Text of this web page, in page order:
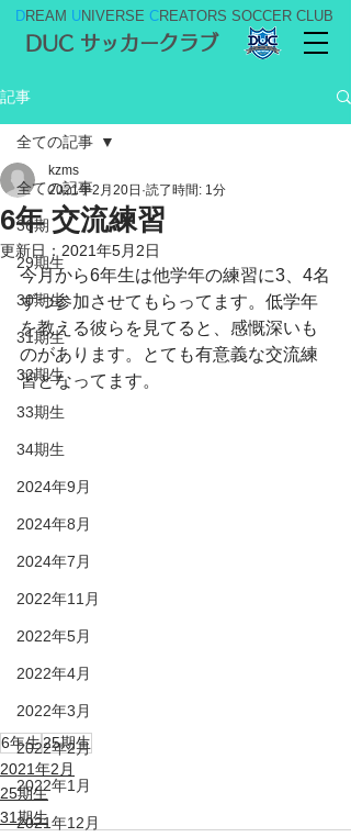
DREAM UNIVERSE CREATORS SOCCER CLUB
DUC サッカークラブ
記事
全ての記事
36期
29期生
30期生
31期生
32期生
33期生
34期生
2024年9月
2024年8月
2024年7月
2022年11月
2022年5月
2022年4月
2022年3月
2022年2月
2022年1月
2021年12月
全ての記事
6年 交流練習
kzms
2021年2月20日 読了時間: 1分
更新日： 2021年5月2日
今月から6年生は他学年の練習に3、4名
ずつ参加させてもらってます。低学年
を教える彼らを見てると、感慨深いも
のがあります。とても有意義な交流練
習となってます。
6年生25期生
2021年2月
25期生
31期生